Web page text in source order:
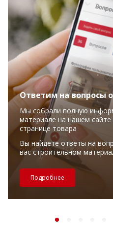
Ответим на вопросы
Мы собрали полную
материале на нашем сайте
странице товара
Вы найдете ответы на
вас строительном
Подробнее